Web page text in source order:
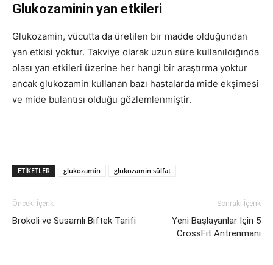
Glukozaminin yan etkileri
Glukozamin, vücutta da üretilen bir madde olduğundan
yan etkisi yoktur. Takviye olarak uzun süre kullanıldığında
olası yan etkileri üzerine her hangi bir araştırma yoktur
ancak glukozamin kullanan bazı hastalarda mide ekşimesi
ve mide bulantısı olduğu gözlemlenmiştir.
ETIKETLER glukozamin glukozamin sülfat
Önceki İçerik
Brokoli ve Susamlı Biftek Tarifi
Sonraki İçerik
Yeni Başlayanlar İçin 5
CrossFit Antrenmanı